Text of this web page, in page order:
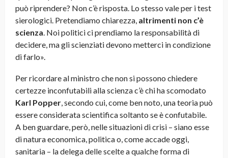
può riprendere? Non c’è risposta. Lo stesso vale per i test
sierologici. Pretendiamo chiarezza, altrimenti non c’è
scienza. Noi politici ci prendiamo la responsabilità di
decidere, ma gli scienziati devono metterci in condizione
di farlo».
Per ricordare al ministro che non si possono chiedere
certezze inconfutabili alla scienza c’è chi ha scomodato
Karl Popper, secondo cui, come ben noto, una teoria può
essere considerata scientifica soltanto se è confutabile.
A ben guardare, però, nelle situazioni di crisi – siano esse
di natura economica, politica o, come accade oggi,
sanitaria – la delega delle scelte a qualche forma di